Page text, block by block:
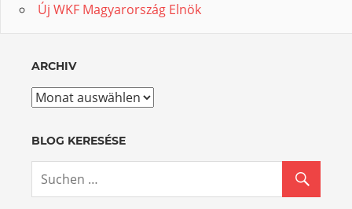
Új WKF Magyarország Elnök
ARCHIV
Archiv
BLOG KERESÉSE